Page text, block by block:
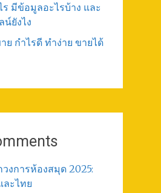
มีข้อมูลอะไรบ้าง และ
น์ยังไง
ย กำไรดี ทำง่าย ขายได้
วงการห้องสมุด 2025:
ละไทย